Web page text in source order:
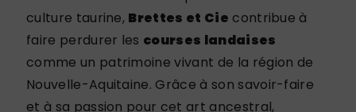
culture taurine, Brettes et Cie contribue à
faire perdurer les courses landaises
comme un patrimoine vivant de la région de
Nouvelle-Aquitaine. Grâce à son savoir-faire
et à sa passion pour cet art ancestral,